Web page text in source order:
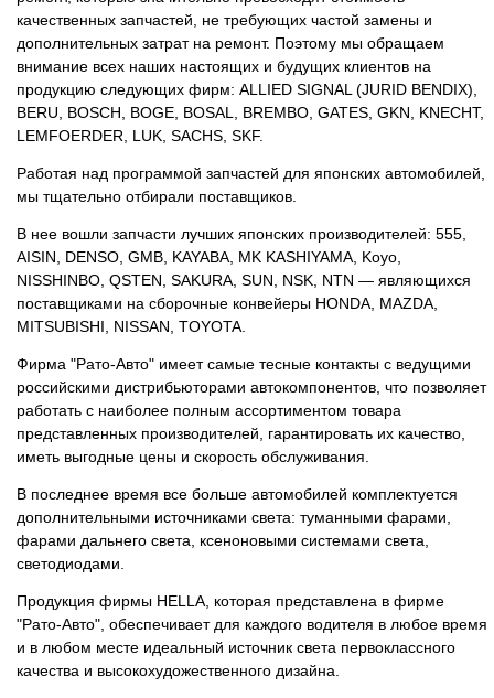
качественных запчастей, не требующих частой замены и
дополнительных затрат на ремонт. Поэтому мы обращаем
внимание всех наших настоящих и будущих клиентов на
продукцию следующих фирм: ALLIED SIGNAL (JURID BENDIX),
BERU, BOSCH, BOGE, BOSAL, BREMBO, GATES, GKN, KNECHT,
LEMFOERDER, LUK, SACHS, SKF.
Работая над программой запчастей для японских автомобилей,
мы тщательно отбирали поставщиков.
В нее вошли запчасти лучших японских производителей: 555,
AISIN, DENSO, GMB, KAYABA, MK KASHIYAMA, Koyo,
NISSHINBO, QSTEN, SAKURA, SUN, NSK, NTN — являющихся
поставщиками на сборочные конвейеры HONDA, MAZDA,
MITSUBISHI, NISSAN, TOYOTA.
Фирма "Рато-Авто" имеет самые тесные контакты с ведущими
российскими дистрибьюторами автокомпонентов, что позволяет
работать с наиболее полным ассортиментом товара
представленных производителей, гарантировать их качество,
иметь выгодные цены и скорость обслуживания.
В последнее время все больше автомобилей комплектуется
дополнительными источниками света: туманными фарами,
фарами дальнего света, ксеноновыми системами света,
светодиодами.
Продукция фирмы HELLA, которая представлена в фирме
"Рато-Авто", обеспечивает для каждого водителя в любое время
и в любом месте идеальный источник света первоклассного
качества и высокохудожественного дизайна.